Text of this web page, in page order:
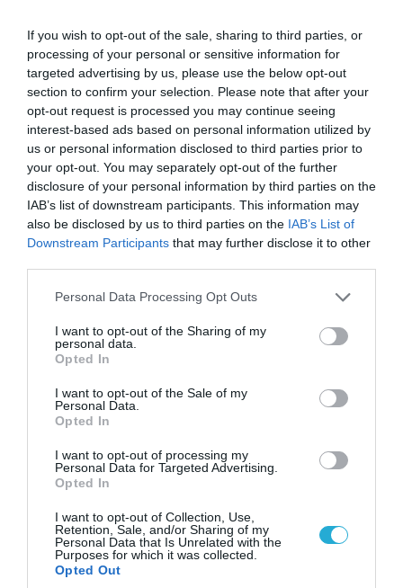
If you wish to opt-out of the sale, sharing to third parties, or
processing of your personal or sensitive information for
targeted advertising by us, please use the below opt-out
section to confirm your selection. Please note that after your
opt-out request is processed you may continue seeing
interest-based ads based on personal information utilized by
us or personal information disclosed to third parties prior to
your opt-out. You may separately opt-out of the further
disclosure of your personal information by third parties on the
IAB’s list of downstream participants. This information may
also be disclosed by us to third parties on the IAB’s List of
Downstream Participants that may further disclose it to other
Please note that this website/app uses one or more Google
not limited to your visit or usage behaviour. You may click to
grant or deny consent to Google and its third-party tags to
use your data for below specified purposes in below Google
consent section.
Personal Data Processing Opt Outs
I want to opt-out of the Sharing of my
personal data.
Opted In
I want to opt-out of the Sale of my
Personal Data.
Opted In
I want to opt-out of processing my
Personal Data for Targeted Advertising.
Opted In
I want to opt-out of Collection, Use,
Retention, Sale, and/or Sharing of my
Personal Data that Is Unrelated with the
Purposes for which it was collected.
Opted Out
07.08.2026 | 08:02
Οι ρωσικές δυνάμεις απέχουν μόλις 5 χλμ.
από Σλαβιάνσκ και Κραματόρσκ στο Ντονέτσκ
ΠΟΛΙΤΙΚΗ